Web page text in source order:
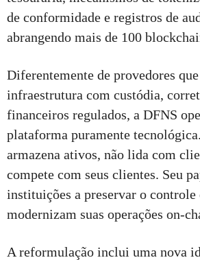
de conformidade e registros de
abrangendo mais de 100
Diferentemente de provedores
infraestrutura com custódia,
financeiros regulados, a DFNS
plataforma puramente
armazena ativos, não lida com
compete com seus clientes. Seu
instituições a preservar o controle
modernizam suas operações on-
A reformulação inclui uma nova